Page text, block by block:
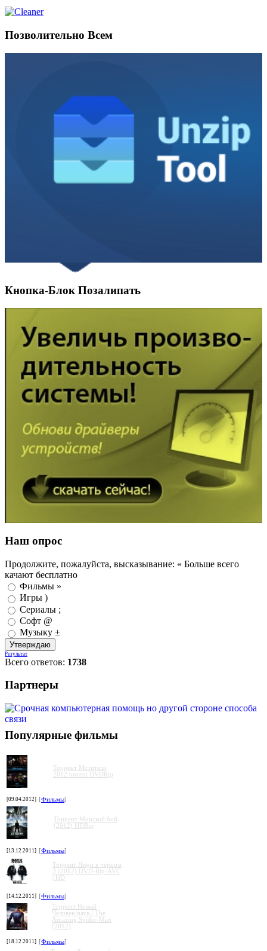
Позволительно Всем
Кнопка-Блок Позалипать
Наш опрос
Продолжите, пожалуйста, высказывание: « Больше всего
качают бесплатно
Фильмы »
Игры )
Сериалы ;
Софт @
Музыку ±
Результат
Всего ответов: 1738
Партнеры
Популярные фильмы
Торрент Мстители
2012 torrent DVDRip
[09.04.2012] [Фильмы]
Торрент Морской бой
(2012) HDRip
[13.12.2011] [Фильмы]
Торрент Люди в черном
3 (2012) DVD-Rip-AVC
| HD
[14.12.2011] [Фильмы]
Торрент Новый
Человек-паук / The
Amazing Spider-Man
(2012)
[18.12.2011] [Фильмы]